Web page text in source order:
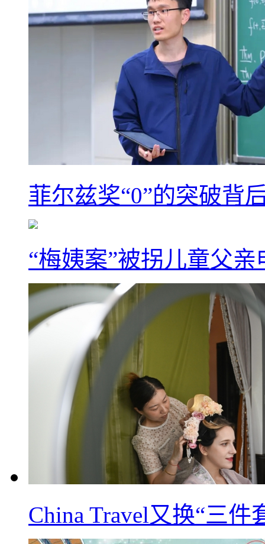
菲尔兹奖“0”的突破背
“梅姨案”被拐儿童父
China Travel又换“三